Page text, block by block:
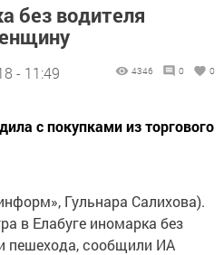
без водителя
- 11:49 4346 0 0
с покупками из торгового
Гульнара Салихова).
в Елабуге иномарка без
пешехода, сообщили ИА